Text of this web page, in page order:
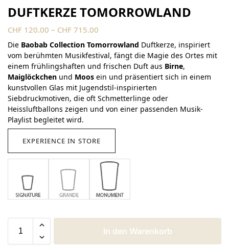
DUFTKERZE TOMORROWLAND
CHF 120.00 – CHF 715.00
Die Baobab Collection Tomorrowland Duftkerze, inspiriert
vom berühmten Musikfestival, fängt die Magie des Ortes mit
einem frühlingshaften und frischen Duft aus Birne,
Maiglöckchen und Moos ein und präsentiert sich in einem
kunstvollen Glas mit Jugendstil-inspirierten
Siebdruckmotiven, die oft Schmetterlinge oder
Heissluftballons zeigen und von einer passenden Musik-
Playlist begleitet wird.
EXPERIENCE IN STORE
In den Warenkorb